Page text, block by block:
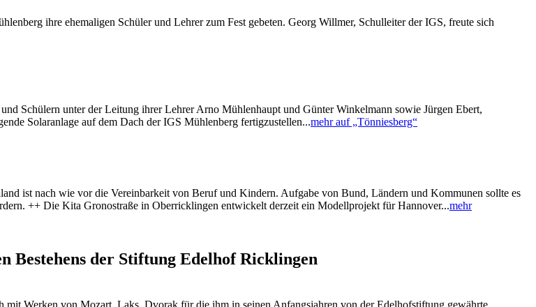
ihre ehemaligen Schüler und Lehrer zum Fest gebeten. Georg Willmer, Schulleiter der IGS, freute sich
Schülern unter der Leitung ihrer Lehrer Arno Mühlenhaupt und Günter Winkelmann sowie Jürgen Ebert,
Solaranlage auf dem Dach der IGS Mühlenberg fertigzustellen...mehr auf „Tönniesberg“
ist nach wie vor die Vereinbarkeit von Beruf und Kindern. Aufgabe von Bund, Ländern und Kommunen sollte es
++ Die Kita Gronostraße in Oberricklingen entwickelt derzeit ein Modellprojekt für Hannover...mehr
Bestehens der Stiftung Edelhof Ricklingen